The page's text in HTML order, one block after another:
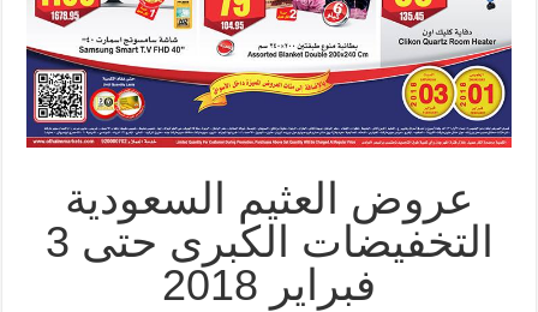
عروض العثيم السعودية
التخفيضات الكبرى حتى 3
فبراير 2018